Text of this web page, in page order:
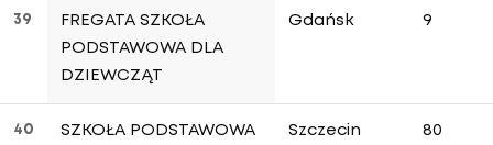
39
FREGATA SZKOŁA
PODSTAWOWA DLA
DZIEWCZĄT
Gdańsk 9
40
SZKOŁA PODSTAWOWA
Szczecin 80